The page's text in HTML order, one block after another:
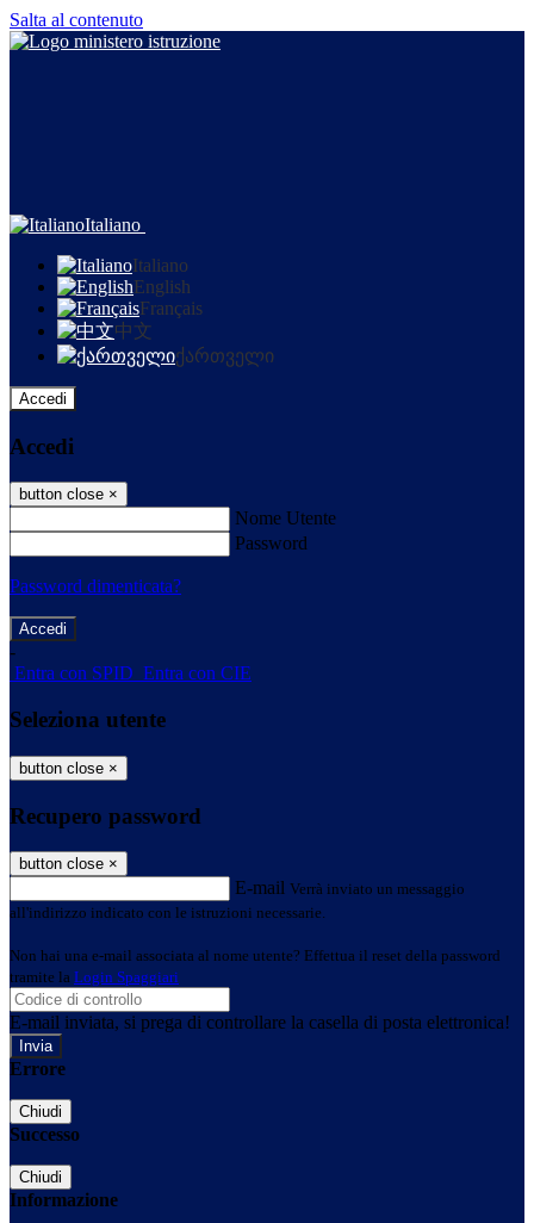
Salta al contenuto
Italiano
Italiano
English
Français
中文
ქართველი
Accedi
Accedi
button close ×
Nome Utente
Password
Password dimenticata?
-
Entra con SPID Entra con CIE
Seleziona utente
button close ×
Recupero password
button close ×
E-mail Verrà inviato un messaggio
all'indirizzo indicato con le istruzioni necessarie.
Non hai una e-mail associata al nome utente? Effettua il reset della password
tramite la Login Spaggiari
E-mail inviata, si prega di controllare la casella di posta elettronica!
Errore
Chiudi
Successo
Chiudi
Informazione